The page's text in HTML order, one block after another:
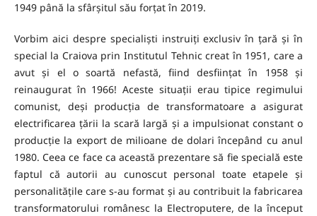
1949 până la sfârșitul său forțat în 2019.
Vorbim aici despre specialiști instruiți exclusiv în țară și în
special la Craiova prin Institutul Tehnic creat în 1951, care a
avut și el o soartă nefastă, fiind desființat în 1958 și
reinaugurat în 1966! Aceste situații erau tipice regimului
comunist, deși producția de transformatoare a asigurat
electrificarea țării la scară largă și a impulsionat constant o
producție la export de milioane de dolari începând cu anul
1980. Ceea ce face ca această prezentare să fie specială este
faptul că autorii au cunoscut personal toate etapele și
personalitățile care s-au format și au contribuit la fabricarea
transformatorului românesc la Electroputere, de la început